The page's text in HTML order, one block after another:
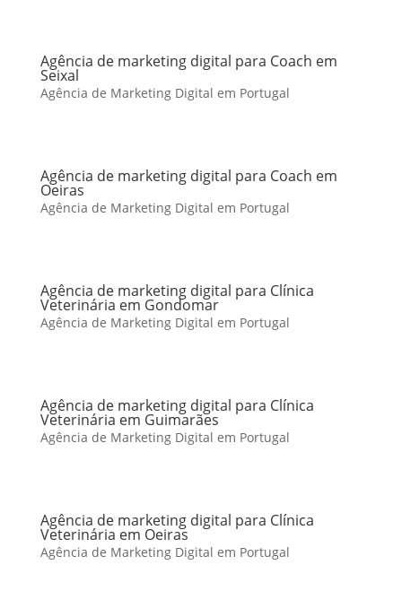
Agência de marketing digital para Coach em
Seixal
Agência de Marketing Digital em Portugal
Agência de marketing digital para Coach em
Oeiras
Agência de Marketing Digital em Portugal
Agência de marketing digital para Clínica
Veterinária em Gondomar
Agência de Marketing Digital em Portugal
Agência de marketing digital para Clínica
Veterinária em Guimarães
Agência de Marketing Digital em Portugal
Agência de marketing digital para Clínica
Veterinária em Oeiras
Agência de Marketing Digital em Portugal